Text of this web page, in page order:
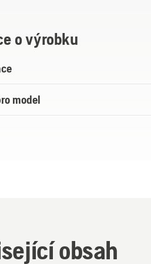
o výrobku
model
obsah